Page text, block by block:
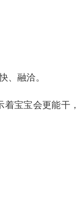
、融洽。
宝宝会更能干，